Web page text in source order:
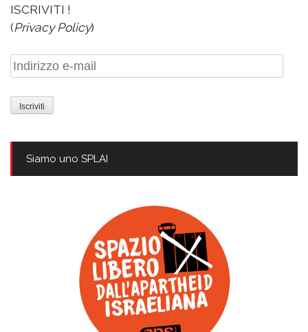
ISCRIVITI !
(Privacy Policy)
Indirizzo
e-
mail
Siamo uno SPLAI